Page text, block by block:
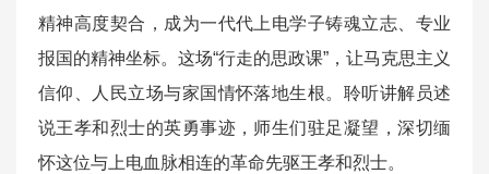
精神高度契合，成为一代代上电学子铸魂立志、专业
报国的精神坐标。这场“行走的思政课”，让马克思主义
信仰、人民立场与家国情怀落地生根。聆听讲解员述
说王孝和烈士的英勇事迹，师生们驻足凝望，深切缅
怀这位与上电血脉相连的革命先驱王孝和烈士。